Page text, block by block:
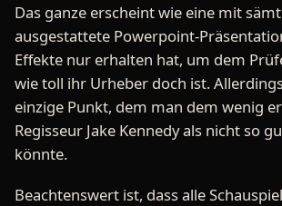
Das ganze erscheint wie eine mit
ausgestattete Powerpoint-
Effekte nur erhalten hat, um dem
wie toll ihr Urheber doch ist.
einzige Punkt, dem man dem wenig
Regisseur Jake Kennedy als nicht so
könnte.
Beachtenswert ist, dass alle